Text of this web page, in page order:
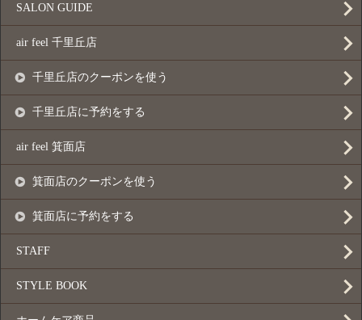
SALON GUIDE
air feel 千里丘店
千里丘店のクーポンを使う
千里丘店に予約をする
air feel 箕面店
箕面店のクーポンを使う
箕面店に予約をする
STAFF
STYLE BOOK